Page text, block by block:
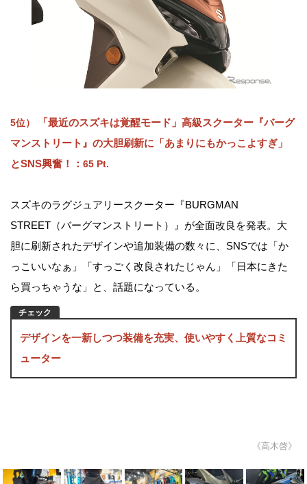
5位）
「最近のスズキは覚醒モード」高級スクーター『バーグ
マンストリート』の大胆刷新に「あまりにもかっこよすぎ」
とSNS興奮！： 65 Pt.
スズキのラグジュアリースクーター『BURGMAN
STREET（バーグマンストリート）』が全面改良を発表。大
胆に刷新されたデザインや追加装備の数々に、SNSでは「か
っこいいなぁ」「すっごく改良されたじゃん」「日本にきた
ら買っちゃうな」と、話題になっている。
デザインを一新しつつ装備を充実、使いやすく上質なコミ
ューター
《高木啓》